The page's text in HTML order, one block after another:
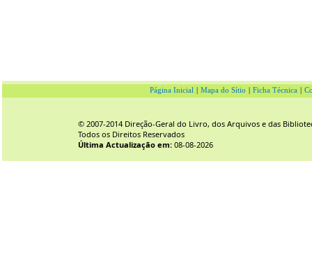
Página Inicial Mapa do Sítio Ficha Técnica
© 2007-2014 Direção-Geral do Livro, dos Arquivos e das
Todos os Direitos Reservados
Última Actualização em: 08-08-2026